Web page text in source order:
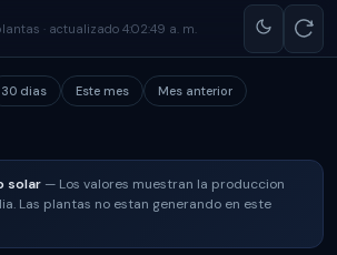
· actualizado 4:02:49 a. m.
30 dias Este mes
Mes anterior
solar — Los valores muestran la produccion
Las plantas no estan generando en este